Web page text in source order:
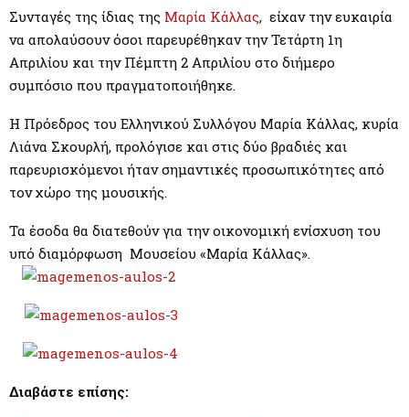
E
N
U
Συνταγές της ίδιας της Μαρία Κάλλας, είχαν την ευκαιρία
να απολαύσουν όσοι παρευρέθηκαν την Τετάρτη 1η
Απριλίου και την Πέμπτη 2 Απριλίου στο διήμερο
συμπόσιο που πραγματοποιήθηκε.
Η Πρόεδρος του Ελληνικού Συλλόγου Μαρία Κάλλας, κυρία
Λιάνα Σκουρλή, προλόγισε και στις δύο βραδιές και
παρευρισκόμενοι ήταν σημαντικές προσωπικότητες από
τον χώρο της μουσικής.
Τα έσοδα θα διατεθούν για την οικονομική ενίσχυση του
υπό διαμόρφωση Μουσείου «Μαρία Κάλλας».
Διαβάστε επίσης: